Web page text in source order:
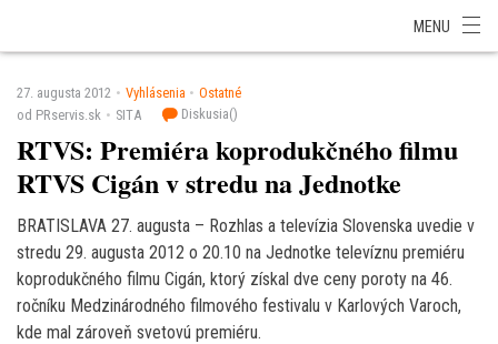
MENU
27. augusta 2012 Vyhlásenia
Ostatné
od PRservis.sk
SITA Diskusia()
RTVS: Premiéra koprodukčného filmu
RTVS Cigán v stredu na Jednotke
BRATISLAVA 27. augusta – Rozhlas a televízia Slovenska uvedie v
stredu 29. augusta 2012 o 20.10 na Jednotke televíznu premiéru
koprodukčného filmu Cigán, ktorý získal dve ceny poroty na 46.
ročníku Medzinárodného filmového festivalu v Karlových Varoch,
kde mal zároveň svetovú premiéru.